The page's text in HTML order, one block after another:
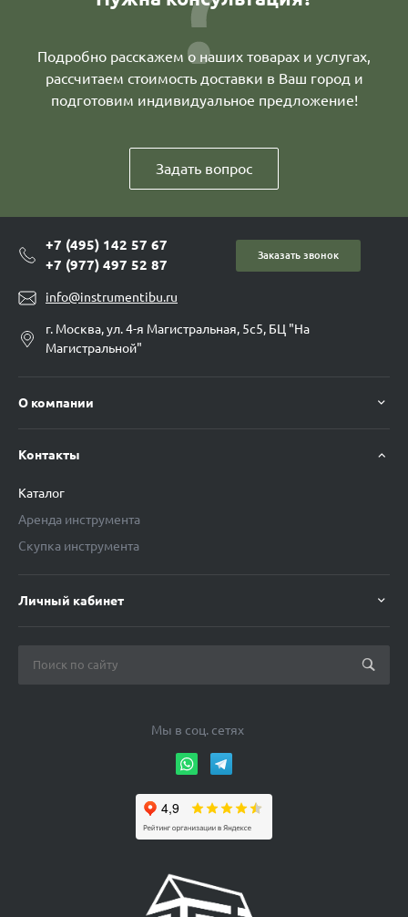
Подробно расскажем о наших товарах и услугах,
рассчитаем стоимость доставки в Ваш город и
подготовим индивидуальное предложение!
Задать вопрос
+7 (495) 142 57 67
+7 (977) 497 52 87
Заказать звонок
info@instrumentibu.ru
г. Москва, ул. 4-я Магистральная, 5с5, БЦ "На
Магистральной"
О компании
Контакты
Каталог
Аренда инструмента
Скупка инструмента
Личный кабинет
Мы в соц. сетях